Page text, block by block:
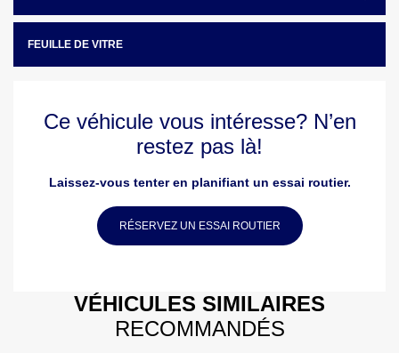
FEUILLE DE VITRE
Ce véhicule vous intéresse? N’en
restez pas là!
Laissez-vous tenter en planifiant un essai routier.
RÉSERVEZ UN ESSAI ROUTIER
VÉHICULES SIMILAIRES
RECOMMANDÉS